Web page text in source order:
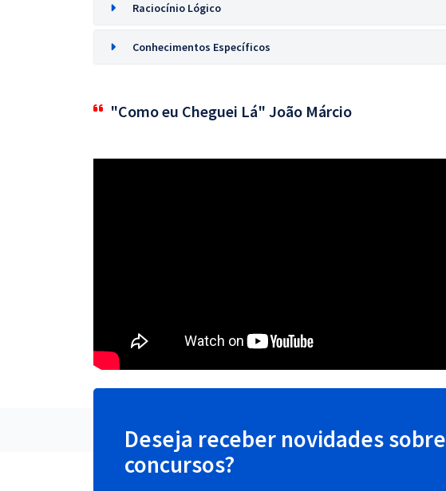
Raciocínio Lógico
Conhecimentos Específicos
"Como eu Cheguei Lá" João Márcio
Deseja receber novidades sobre
concursos?